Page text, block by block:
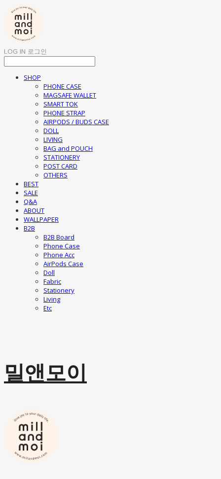
LOG IN 로그인
SHOP
PHONE CASE
MAGSAFE WALLET
SMART TOK
PHONE STRAP
AIRPODS / BUDS CASE
DOLL
LIVING
BAG and POUCH
STATIONERY
POST CARD
OTHERS
BEST
SALE
Q&A
ABOUT
WALLPAPER
B2B
B2B Board
Phone Case
Phone Acc
AirPods Case
Doll
Fabric
Stationery
Living
Etc
밀앤모이